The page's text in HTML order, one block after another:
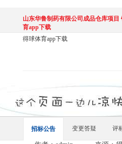
山东华鲁制药有限公司成品仓库项
育app下载
得球体育app下载
招标公告 变更答疑 评